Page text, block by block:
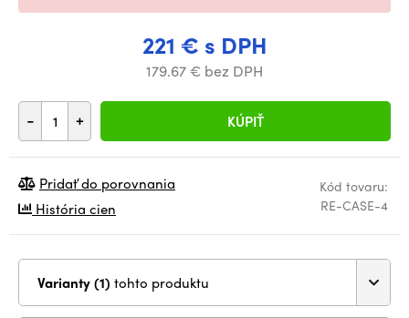
221 € s DPH
179.67 € bez DPH
- + KÚPIŤ
Kód tovaru:
RE-CASE-4
Pridať do porovnania
História cien
Varianty (1) tohto produktu